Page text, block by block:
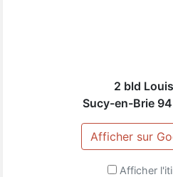
2 bld
Sucy-en-Brie
Afficher sur
Afficher